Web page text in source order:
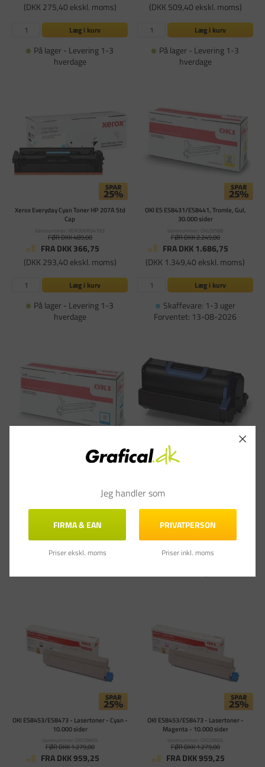
(DKK 275,40 ekskl. moms)
Læg i kurv
På lager - Levering 1-3
hverdage
(DKK 509,40 ekskl. moms)
Læg i kurv
På lager - Levering 1-3
hverdage
Xerox Everyday Cyan Toner HP 207A Std
Cap
Varenummer: XER006R04193
FØR DKK 489,00
FRA DKK 366,75
(DKK 293,40 ekskl. moms)
Læg i kurv
På lager - Levering 1-3
hverdage
OKI ES ES8431/ES8441, Tromle, Gul,
30.000 sider
Varenummer: OKI29588
FØR DKK 2.249,00
FRA DKK 1.686,75
(DKK 1.349,40 ekskl. moms)
Læg i kurv
Skaffevare: 1-3 uger
Forventet: 13-08-2026
OKI ES ES8431/ES8441, Tromle, Cyan,
Læg i kurv
OKI Toner - ES7131/ES7170 - Lasertoner
Læg i kurv
OKI ES8453/ES8473 - Lasertoner - Cyan -
10.000 sider
Varenummer: OKI29665
FØR DKK 1.279,00
FRA DKK 959,25
OKI ES8453/ES8473 - Lasertoner -
Magenta - 10.000 sider
Varenummer: OKI29666
FØR DKK 1.279,00
FRA DKK 959,25
Jeg handler som
FIRMA & EAN
Priser ekskl. moms
PRIVATPERSON
Priser inkl. moms